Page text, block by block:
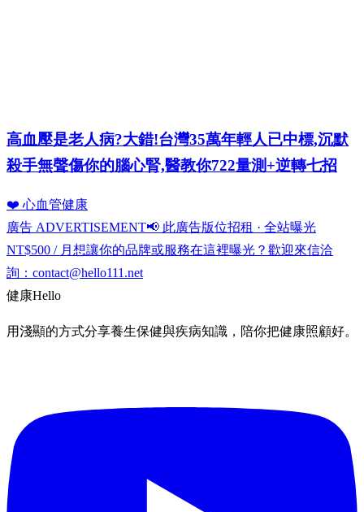
高血壓是老人病?大錯!台灣35萬年輕人已中標,沉默
殺手無聲傷你的腦心腎,醫教你722量測+逆轉七招
❤️ 心血管健康
廣告 ADVERTISEMENT📢 此廣告版位招租 · 全站曝光
NT$500 / 月 想讓你的品牌或服務在這裡曝光？歡迎來信洽
詢： contact@hello111.net
健康Hello
用淺顯的方式分享養生保健與疾病知識，陪你把健康照顧好。